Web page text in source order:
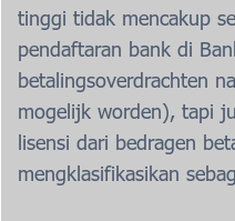
tinggi tidak mencakup
pendaftaran bank di
betalingsoverdrachten
mogelijk worden), tapi
lisensi dari bedragen
mengklasifikasikan